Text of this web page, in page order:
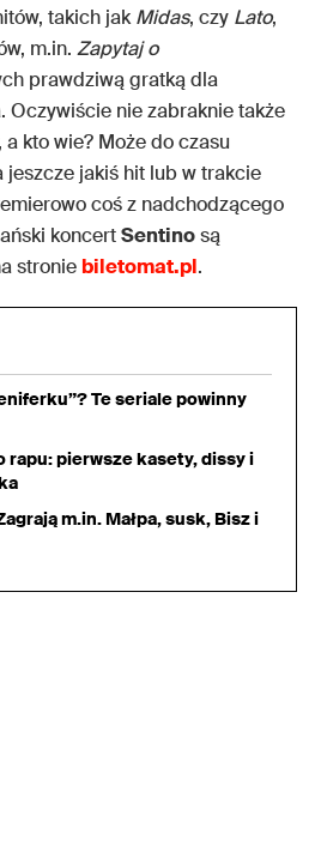
takich jakMidas, czy Lato,
m.in. Zapytaj o
prawdziwą gratką dla
Oczywiście nie zabraknie także
a kto wie? Może do czasu
jeszcze jakiś hit lub w trakcie
coś z nadchodzącego
koncertSentinosą
stronie biletomat.pl.
Te seriale powinny
rapu: pierwsze kasety, dissy i
m.in. Małpa, susk, Bisz i